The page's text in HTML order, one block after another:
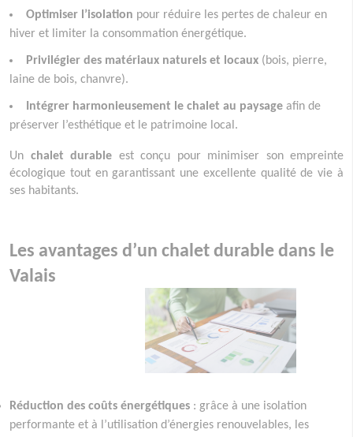
Optimiser l’isolation pour réduire les pertes de chaleur en
hiver et limiter la consommation énergétique.
Privilégier des matériaux naturels et locaux (bois, pierre,
laine de bois, chanvre).
Intégrer harmonieusement le chalet au paysage afin de
préserver l’esthétique et le patrimoine local.
Un chalet durable est conçu pour minimiser son empreinte
écologique tout en garantissant une excellente qualité de vie à
ses habitants.
Les avantages d’un chalet durable dans le
Valais
Réduction des coûts énergétiques : grâce à une isolation
performante et à l’utilisation d’énergies renouvelables, les